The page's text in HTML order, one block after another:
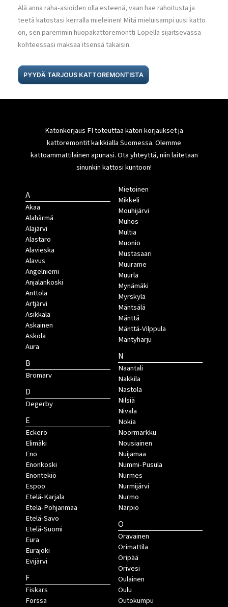
Älä anna raha-asioiden olla esteenä, vaan hae rahoitusta ja
teetä katostasi kerralla mieleinen! Mitä mieluisampi uusi katto
on, sen paremmin huopakattoremontti Lopella sijaitsevassa
kohteessasi maksaa itsensä takaisin.
PYYDÄ TARJOUS KATTOREMONTISTA
Katonkorjaus FI toteuttaa katon korjaukset ja
kattoremontit kaikkialla Suomessa. Olemme
kattoammattilainen apunasi. Ota yhteyttä, niin laitetaan
sinunkin kattosi kuntoon!
A
Akaa
Alahärmä
Alajärvi
Alastaro
Alavieska
Alavus
Angelniemi
Anjalankoski
Anttola
Artjärvi
Asikkala
Askainen
Askola
Aura
B
Bromarv
D
Degerby
E
Eckerö
Elimäki
Eno
Enonkoski
Enontekiö
Espoo
Etelä-Karjala
Etelä-Pohjanmaa
Etelä-Savo
Etelä-Suomi
Eura
Eurajoki
Evijärvi
F
Fiskars
Forssa
Mietoinen
Mikkeli
Mouhijärvi
Muhos
Multia
Muonio
Mustasaari
Muurame
Muurla
Mynämäki
Myrskylä
Mäntsälä
Mänttä
Mänttä-Vilppula
Mäntyharju
N
Naantali
Nakkila
Nastola
Nilsiä
Nivala
Nokia
Noormarkku
Nousiainen
Nuijamaa
Nummi-Pusula
Nurmes
Nurmijärvi
Nurmo
Närpiö
O
Oravainen
Orimattila
Oripää
Orivesi
Oulainen
Oulu
Outokumpu